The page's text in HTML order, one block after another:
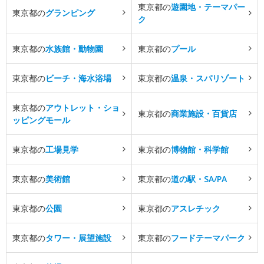
東京都のグランピング
東京都の遊園地・テーマパー
ク
東京都の水族館・動物園 東京都のプール
東京都のビーチ・海水浴場 東京都の温泉・スパリゾート
東京都のアウトレット・ショ
ッピングモール
東京都の商業施設・百貨店
東京都の工場見学 東京都の博物館・科学館
東京都の美術館 東京都の道の駅・SA/PA
東京都の公園 東京都のアスレチック
東京都のタワー・展望施設 東京都のフードテーマパーク